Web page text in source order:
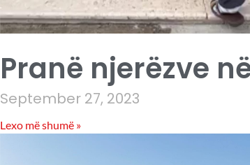
Pranë njerëzve
September 27, 2023
Lexo më shumë »